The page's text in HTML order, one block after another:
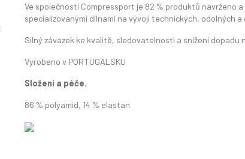
Ve společnosti Compressport je 82 % produktů navrženo
specializovanými dílnami na vývoji technických, odolných
Silný závazek ke kvalitě, sledovatelnosti a snížení dopadu
Vyrobeno v PORTUGALSKU
Složení a péče.
86 % polyamid, 14 % elastan